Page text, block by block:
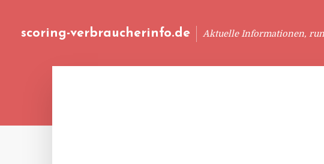
scoring-verbraucherinfo.de Aktuelle Informationen,